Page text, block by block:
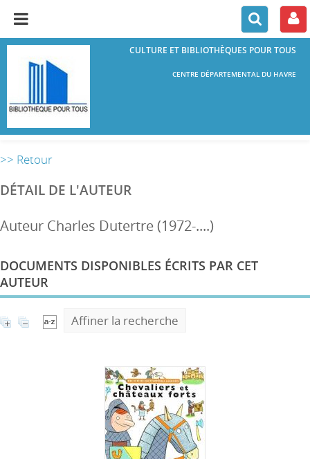
CULTURE ET BIBLIOTHÈQUES POUR TOUS
CENTRE DÉPARTEMENTAL DU HAVRE
>> Retour
DÉTAIL DE L'AUTEUR
Auteur Charles Dutertre (1972-....)
DOCUMENTS DISPONIBLES ÉCRITS PAR CET
AUTEUR
Affiner la recherche